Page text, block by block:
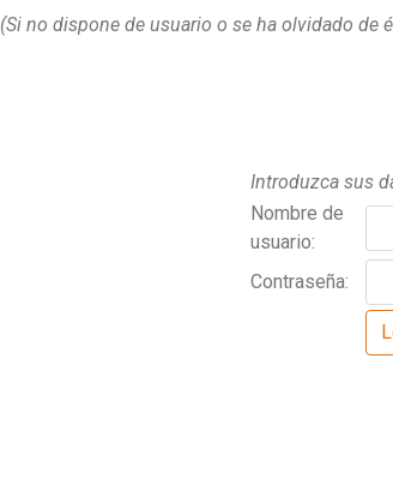
(Si no dispone de usuario o se ha olvidado de
Introduzca sus
Nombre de
usuario:
Contraseña: